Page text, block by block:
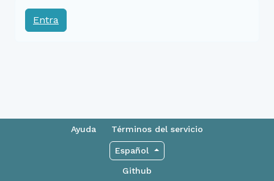
Entra
Ayuda Términos del servicio
Español
Github